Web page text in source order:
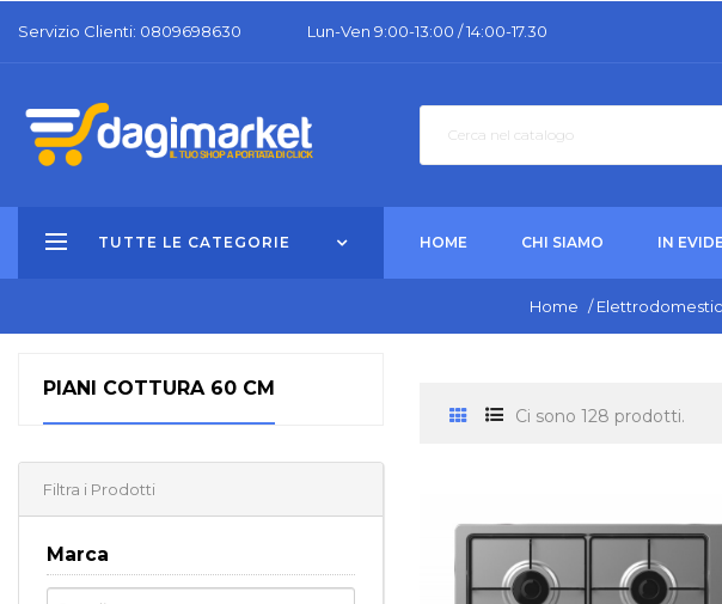
Servizio Clienti: 0809698630 Lun-Ven 9:00-13:00 / 14:00-17.30
TUTTE LE CATEGORIE HOME CHI SIAMO IN
Home /
PIANI COTTURA 60 CM
Filtra i Prodotti
Marca
Ci sono 128 prodotti.